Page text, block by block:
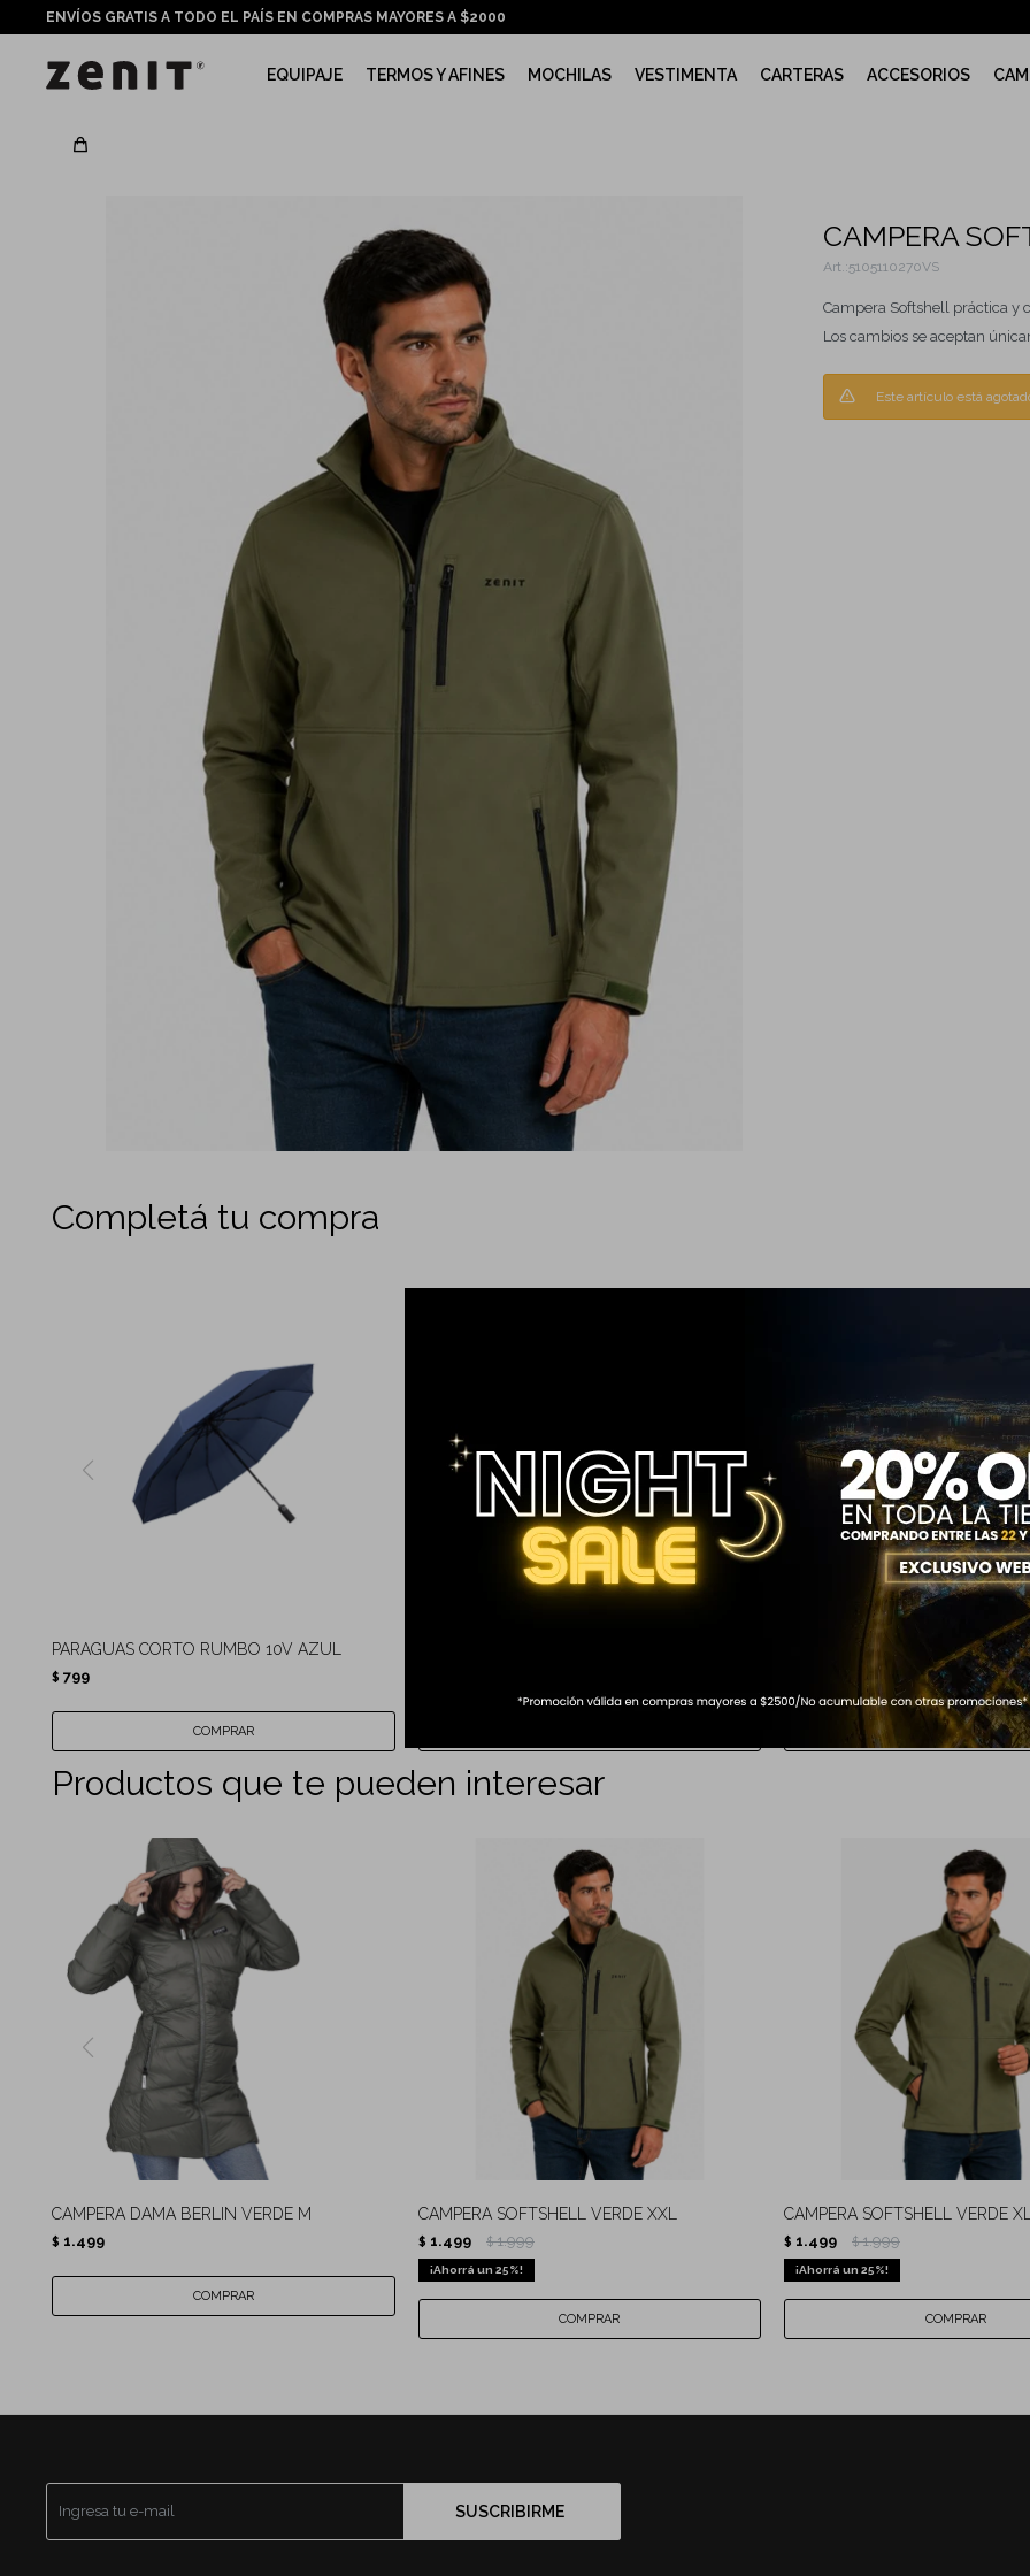
EQUIPAJE TERMOS Y AFINES MOCHILAS VESTIMENTA CARTERAS ACCESORIOS
ENVÍOS GRATIS A TODO EL PAÍS EN COMPRAS MAYORES A $2000
CAMPERA
5105110270VS
Campera Softshell práctica y
Los cambios se aceptan
Este artículo está
Completá tu compra
PARAGUAS CORTO RUMBO 10V AZUL
$ 799
PARAGUAS CORTO RUMBO 10V
Productos que te pueden interesar
CAMPERA DAMA BERLIN VERDE M
$ 1.499
CAMPERA SOFTSHELL VERDE XXL
$ 1.499 $ 1.999
25
CAMPERA SOFTSHELL VERDE
$ 1.499 $ 1.999
25
SUSCRIBIRME